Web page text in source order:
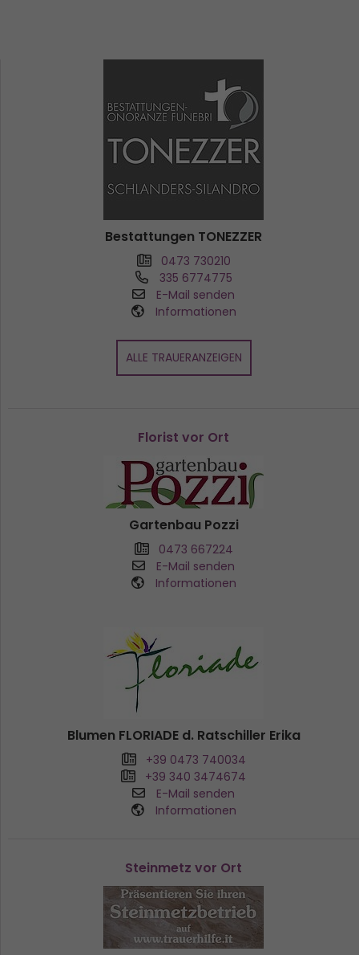
Bestattungen TONEZZER
0473 730210
335 6774775
E-Mail senden
Informationen
ALLE TRAUERANZEIGEN
Florist vor Ort
Gartenbau Pozzi
0473 667224
E-Mail senden
Informationen
Blumen FLORIADE d. Ratschiller Erika
+39 0473 740034
+39 340 3474674
E-Mail senden
Informationen
Steinmetz vor Ort